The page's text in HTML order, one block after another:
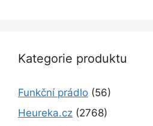
Kategorie produktu
Funkční prádlo (56)
Heureka.cz (2768)